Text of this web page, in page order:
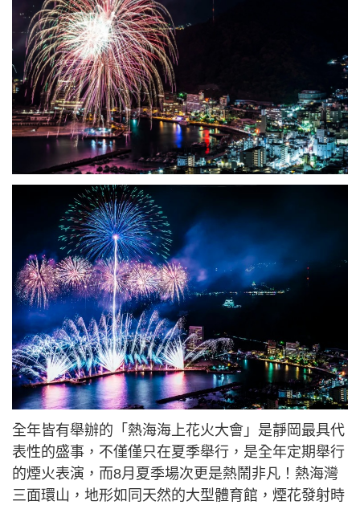
全年皆有舉辦的「熱海海上花火大會」是靜岡最具代
表性的盛事，不僅僅只在夏季舉行，是全年定期舉行
的煙火表演，而8月夏季場次更是熱鬧非凡！熱海灣
三面環山，地形如同天然的大型體育館，煙花發射時